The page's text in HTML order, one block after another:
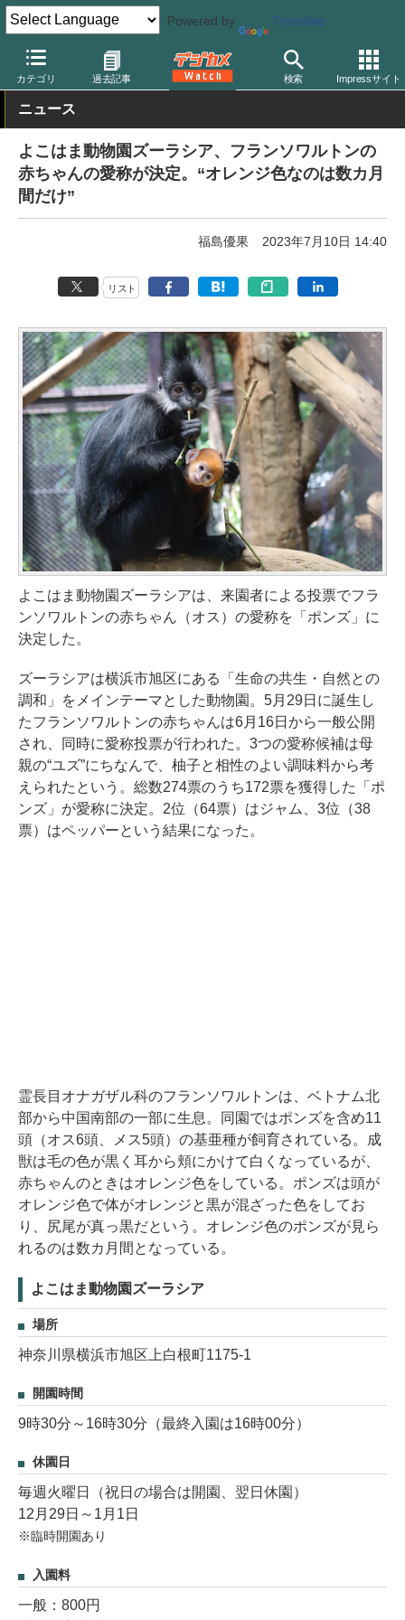
Powered by Translate
カテゴリ 過去記事 検索 Impressサイト
デジカメ Watch 撮影情報
ニュース
よこはま動物園ズーラシア、フランソワルトンの
赤ちゃんの愛称が決定。“オレンジ色なのは数カ月
間だけ”
福島優果 2023年7月10日 14:40
リスト
よこはま動物園ズーラシアは、来園者による投票でフラ
ンソワルトンの赤ちゃん（オス）の愛称を「ポンズ」に
決定した。
ズーラシアは横浜市旭区にある「生命の共生・自然との
調和」をメインテーマとした動物園。5月29日に誕生し
たフランソワルトンの赤ちゃんは6月16日から一般公開
され、同時に愛称投票が行われた。3つの愛称候補は母
親の“ユズ”にちなんで、柚子と相性のよい調味料から考
えられたという。総数274票のうち172票を獲得した「ポ
ンズ」が愛称に決定。2位（64票）はジャム、3位（38
票）はペッパーという結果になった。
霊長目オナガザル科のフランソワルトンは、ベトナム北
部から中国南部の一部に生息。同園ではポンズを含め11
頭（オス6頭、メス5頭）の基亜種が飼育されている。成
獣は毛の色が黒く耳から頬にかけて白くなっているが、
赤ちゃんのときはオレンジ色をしている。ポンズは頭が
オレンジ色で体がオレンジと黒が混ざった色をしてお
り、尻尾が真っ黒だという。オレンジ色のポンズが見ら
れるのは数カ月間となっている。
よこはま動物園ズーラシア
場所
神奈川県横浜市旭区上白根町1175-1
開園時間
9時30分～16時30分（最終入園は16時00分）
休園日
毎週火曜日（祝日の場合は開園、翌日休園）
12月29日～1月1日
※臨時開園あり
入園料
一般：800円